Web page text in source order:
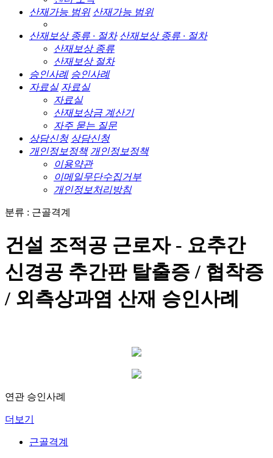
산재가능 범위 산재가능 범위
산재보상 종류 · 절차 산재보상 종류 · 절차
산재보상 종류
산재보상 절차
승인사례 승인사례
자료실 자료실
자료실
산재보상금 계산기
자주 묻는 질문
상담신청 상담신청
개인정보정책 개인정보정책
이용약관
이메일무단수집거부
개인정보처리방침
분류 : 근골격계
건설 조적공 근로자 - 요추간
신경공 추간판 탈출증 / 협착증
/ 외측상과염 산재 승인사례
연관 승인사례
더보기
근골격계